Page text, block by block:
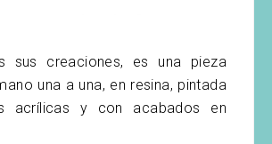
sus creaciones, es una pieza
una a una, en resina, pintada
acrílicas y con acabados en